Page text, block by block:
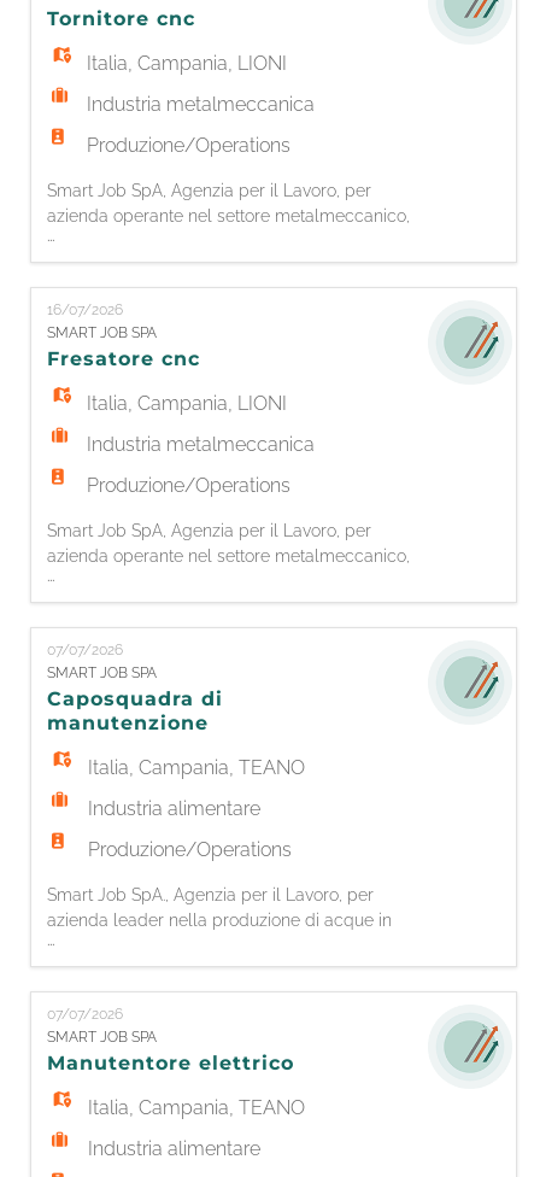
- Assistenza Tecnica alla clien
Tornitore cnc
Italia,Campania, LIONI
Industria metalmeccanica
Produzione/Operations
Smart Job SpA, Agenzia per il Lavoro, per
azienda operante nel settore metalmeccanico,
è alla ricerca di 1 TORNITORE CNC A 3 - 4 ASSI.
La risorsa si occuperà di: - Caricare il
programma nella macchina a controllo
numerico - Predisporre le impostazioni iniziali
della macchina utensile (parametri,
piazzamento e azzeramento) - Caricare il mat
16/07/2026
SMART JOB SPA
Fresatore cnc
Italia,Campania, LIONI
Industria metalmeccanica
Produzione/Operations
Smart Job SpA, Agenzia per il Lavoro, per
azienda operante nel settore metalmeccanico,
è alla ricerca di 1 FRESATORE CNC A 3 - 5 ASSI.
La risorsa si occuperà di: - Caricare il
programma nella macchina a controllo
numerico - Predisporre le impostazioni iniziali
della macchina (parametri, piazzamento pezzi
su morse/tavola e azzeramento assi)
07/07/2026
SMART JOB SPA
Caposquadra di
manutenzione
Italia,Campania,TEANO
Industria alimentare
Produzione/Operations
Smart Job SpA., Agenzia per il Lavoro, per
azienda leader nella produzione di acque in
bottiglia, è alla ricerca di 1 CAPOSQUADRA
MANUTENTORE. Responsabilità: -
Coordinamento operativo della squadra di
manutenzione; - Pianificazione e supervisione
degli interventi di manutenzione ordinaria,
straordinaria e preventiva; - Gestione delle
priori
07/07/2026
SMART JOB SPA
Manutentore elettrico
Italia,Campania,TEANO
Industria alimentare